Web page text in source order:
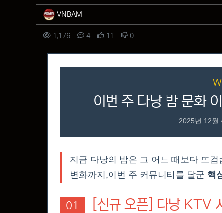
작성자 정보
VNBAM
컨텐츠 정보
1,176조회 4댓글 11 추천 0비추천
이번 주 다낭 밤 문화
2025년 12월
지금 다낭의 밤은 그 어느 때보다 뜨
변화까지,이번 주 커뮤니티를 달군 핵
01 [신규 오픈] 다낭 KTV